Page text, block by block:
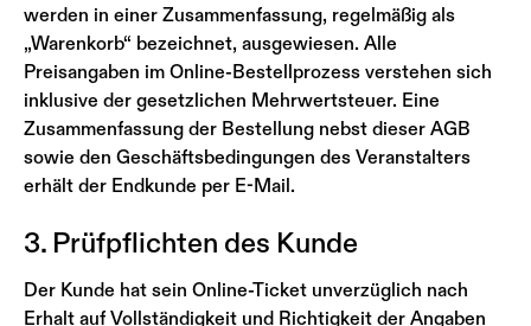
werden in einer Zusammenfassung, regelmäßig als
„Warenkorb“ bezeichnet, ausgewiesen. Alle
Preisangaben im Online-Bestellprozess verstehen sich
inklusive der gesetzlichen Mehrwertsteuer. Eine
Zusammenfassung der Bestellung nebst dieser AGB
sowie den Geschäftsbedingungen des Veranstalters
erhält der Endkunde per E-Mail.
3. Prüfpflichten des Kunde
Der Kunde hat sein Online-Ticket unverzüglich nach
Erhalt auf Vollständigkeit und Richtigkeit der Angaben